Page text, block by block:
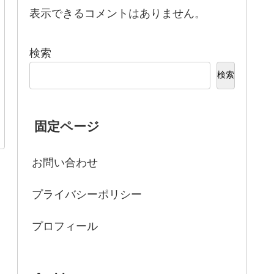
表示できるコメントはありません。
検索
検索
固定ページ
お問い合わせ
プライバシーポリシー
プロフィール